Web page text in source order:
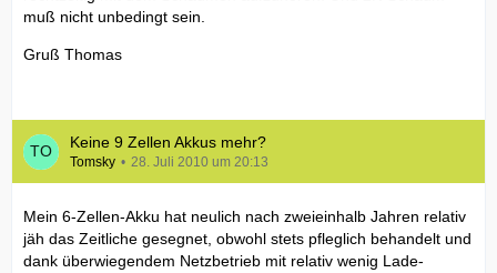
muß nicht unbedingt sein.
Gruß Thomas
Keine 9 Zellen Akkus mehr?
Tomsky 28. Juli 2010 um 20:13
Mein 6-Zellen-Akku hat neulich nach zweieinhalb Jahren relativ
jäh das Zeitliche gesegnet, obwohl stets pfleglich behandelt und
dank überwiegendem Netzbetrieb mit relativ wenig Lade-